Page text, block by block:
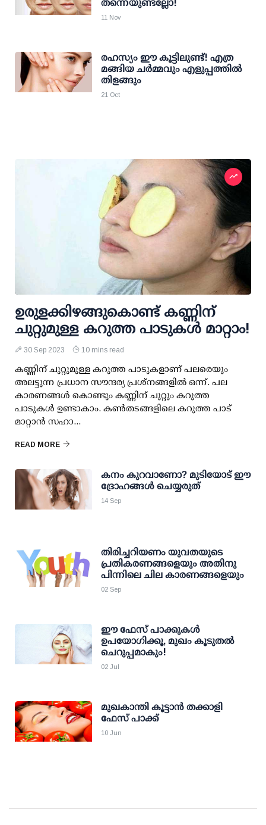
തന്നെയുണ്ടല്ലോ!
11 Nov
രഹസ്യം ഈ കൂട്ടിലുണ്ട്! എത്ര
മങ്ങിയ ചര്‍മ്മവും എളുപ്പത്തില്‍
തിളങ്ങും
21 Oct
ഉരുളക്കിഴങ്ങുകൊണ്ട് കണ്ണിന്
ചുറ്റുമുള്ള കറുത്ത പാടുകള്‍ മാറ്റാം!
30 Sep 2023 10 mins read
കണ്ണിന് ചുറ്റുമുള്ള കറുത്ത പാടുകളാണ് പലരെയും
അലട്ടുന്ന പ്രധാന സൗന്ദര്യ പ്രശ്‌നങ്ങളില്‍ ഒന്ന്. പല
കാരണങ്ങള്‍ കൊണ്ടും കണ്ണിന് ചുറ്റും കറുത്ത
പാടുകള്‍ ഉണ്ടാകാം. കണ്‍തടങ്ങളിലെ കറുത്ത പാട്
മാറ്റാന്‍ സഹാ...
READ MORE
കനം കുറവാണോ? മുടിയോട് ഈ
ദ്രോഹങ്ങള്‍ ചെയ്യരുത്
14 Sep
തിരിച്ചറിയണം യുവതയുടെ
പ്രതികരണങ്ങളെയും അതിനു
പിന്നിലെ ചില കാരണങ്ങളെയും
02 Sep
ഈ ഫേസ് പാക്കുകള്‍
ഉപയോഗിക്കൂ, മുഖം കൂടുതല്‍
ചെറുപ്പമാകും!
02 Jul
മുഖകാന്തി കൂട്ടാന്‍ തക്കാളി
ഫേസ് പാക്ക്
10 Jun